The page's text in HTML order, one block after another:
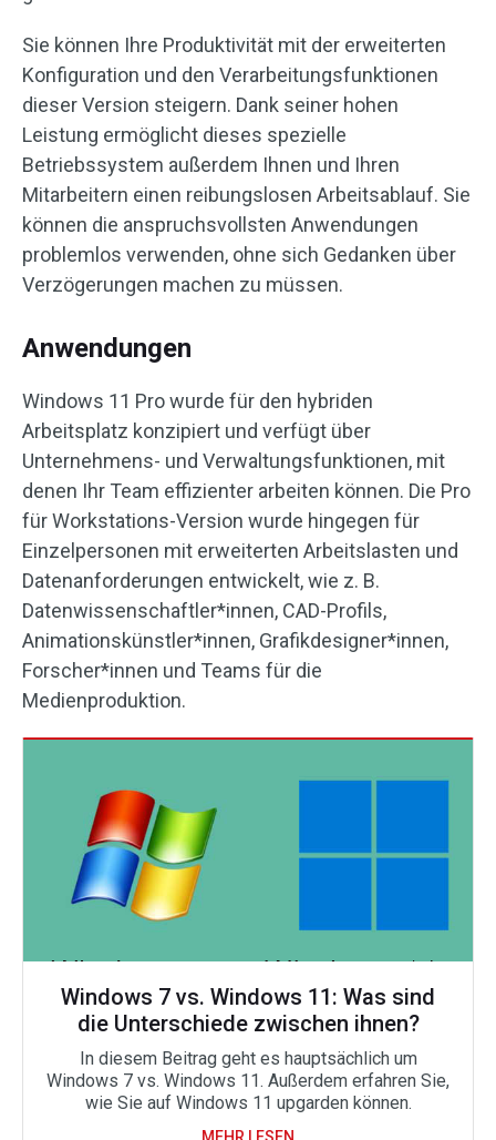
Sie können Ihre Produktivität mit der erweiterten
Konfiguration und den Verarbeitungsfunktionen
dieser Version steigern. Dank seiner hohen
Leistung ermöglicht dieses spezielle
Betriebssystem außerdem Ihnen und Ihren
Mitarbeitern einen reibungslosen Arbeitsablauf. Sie
können die anspruchsvollsten Anwendungen
problemlos verwenden, ohne sich Gedanken über
Verzögerungen machen zu müssen.
Anwendungen
Windows 11 Pro wurde für den hybriden
Arbeitsplatz konzipiert und verfügt über
Unternehmens- und Verwaltungsfunktionen, mit
denen Ihr Team effizienter arbeiten können. Die Pro
für Workstations-Version wurde hingegen für
Einzelpersonen mit erweiterten Arbeitslasten und
Datenanforderungen entwickelt, wie z. B.
Datenwissenschaftler*innen, CAD-Profils,
Animationskünstler*innen, Grafikdesigner*innen,
Forscher*innen und Teams für die
Medienproduktion.
Windows 7 vs. Windows 11: Was sind
die Unterschiede zwischen ihnen?
In diesem Beitrag geht es hauptsächlich um
Windows 7 vs. Windows 11. Außerdem erfahren Sie,
wie Sie auf Windows 11 upgarden können.